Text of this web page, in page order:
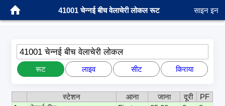
41001 चेन्नई बीच वेलाचेरी लोकल रूट साइन इन
41001 चेन्नई बीच वेलाचेरी लोकल
रूट लाइव सीट किराया
स्टेशन आना जाना दूरी
PF